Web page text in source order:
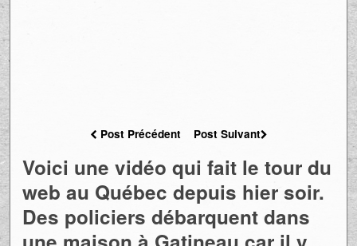
Post Précédent Post Suivant
Voici une vidéo qui fait le tour du
web au Québec depuis hier soir.
Des policiers débarquent dans